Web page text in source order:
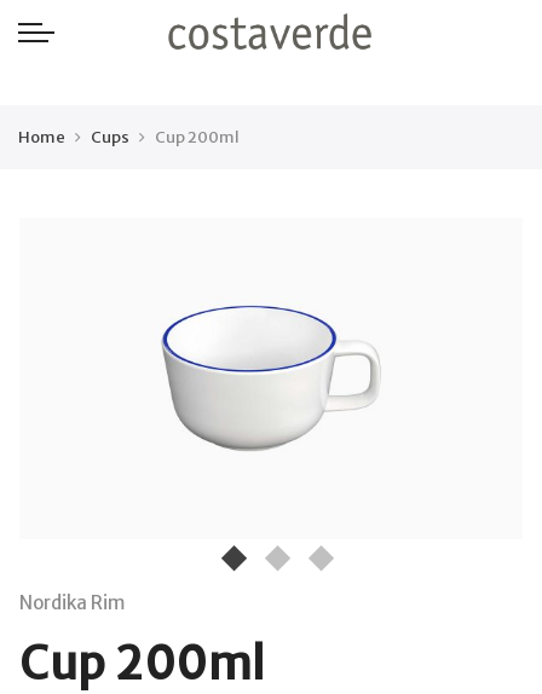
Home Cups Cup 200ml
Nordika Rim
Cup 200ml